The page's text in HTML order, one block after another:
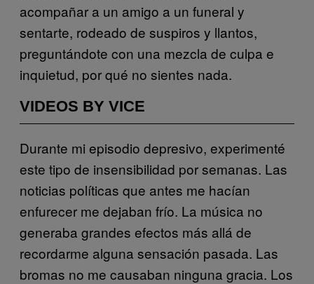
acompañar a un amigo a un funeral y
sentarte, rodeado de suspiros y llantos,
preguntándote con una mezcla de culpa e
inquietud, por qué no sientes nada.
VIDEOS BY VICE
Durante mi episodio depresivo, experimenté
este tipo de insensibilidad por semanas. Las
noticias políticas que antes me hacían
enfurecer me dejaban frío. La música no
generaba grandes efectos más allá de
recordarme alguna sensación pasada. Las
bromas no me causaban ninguna gracia. Los